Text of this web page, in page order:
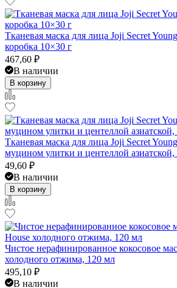
Тканевая маска для лица Joji Secret
коробка 10×30 г
467,60 ₽
В наличии
В корзину
Тканевая маска для лица Joji Secret
муцином улитки и центеллой азиатской,
49,60 ₽
В наличии
В корзину
Чистое нерафинированное кокосовое
холодного отжима, 120 мл
495,10 ₽
В наличии